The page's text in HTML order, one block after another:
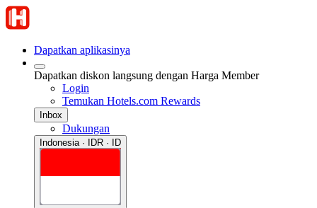
Dapatkan aplikasinya
Dapatkan diskon langsung dengan Harga Member
Login
Temukan Hotels.com Rewards
Inbox
Dukungan
Indonesia · IDR · ID